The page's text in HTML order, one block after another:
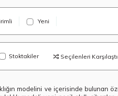
Yeni
Stoktakiler Seçilenleri
modelini ve içerisinde